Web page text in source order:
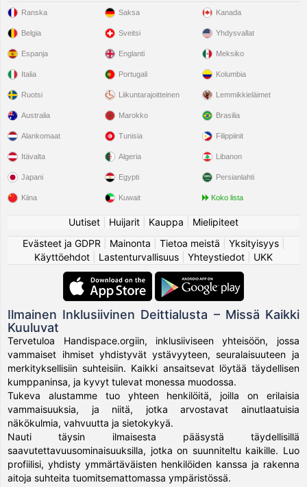
Ranska
Belgia
Espanja
Italia
Ruotsi
Saksa
Sveitsi
Englanti
Portugali
Liikuntarajoitteinen
Kanada
Yhdysvallat
Meksiko
Kolumbia
Lemmikkieläimet
Australia
Alankomaat
Itävalta
Japani
Kiina
Marokko
Tunisia
Algeria
Egypti
Kuwait
Brasilia
Filippiinit
Libanon
Persianlahti
Koko lista
Uutiset Huijarit Kauppa
Mielipiteet
Evästeet ja GDPR
Mainonta Tietoa meistä Yksityisyys|
Käyttöehdot
Lastenturvallisuus Yhteystiedot UKK
Ilmainen Inklusiivinen Deittialusta – Missä Kaikki
Kuuluvat
Tervetuloa Handispace.orgiin, inklusiiviseen yhteisöön, jossa
vammaiset ihmiset yhdistyvät ystävyyteen, seuralaisuuteen ja
merkityksellisiin suhteisiin. Kaikki ansaitsevat löytää täydellisen
kumppaninsa, ja kyvyt tulevat monessa muodossa.
Tukeva alustamme tuo yhteen henkilöitä, joilla on erilaisia
vammaisuuksia, ja niitä, jotka arvostavat ainutlaatuisia
näkökulmia, vahvuutta ja sietokykyä.
Nauti täysin ilmaisesta pääsystä täydellisillä
saavutettavuusominaisuuksilla, jotka on suunniteltu kaikille. Luo
profiilisi, yhdisty ymmärtäväisten henkilöiden kanssa ja rakenna
aitoja suhteita tuomitsemattomassa ympäristössä.